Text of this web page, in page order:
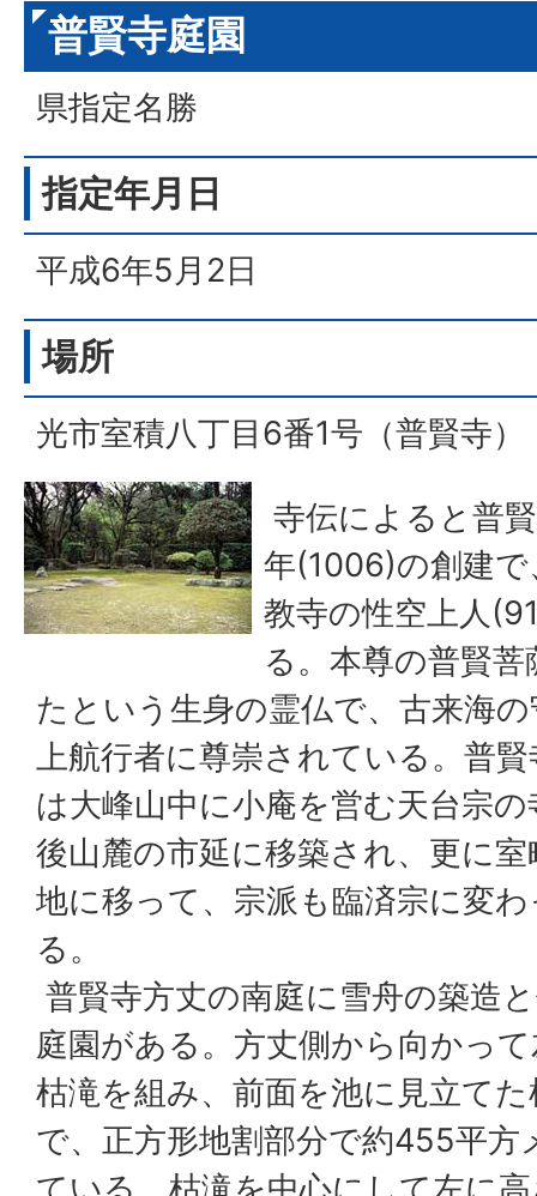
普賢寺庭園
県指定名勝
指定年月日
平成6年5月2日
場所
光市室積八丁目6番1号（普賢寺）
寺伝によると普
年(1006)の創建
教寺の性空上人
る。本尊の普賢
たという生身の霊仏で、古来海
上航行者に尊崇されている。普
は大峰山中に小庵を営む天台宗
後山麓の市延に移築され、更に
地に移って、宗派も臨済宗に変
る。
普賢寺方丈の南庭に雪舟の築造
庭園がある。方丈側から向かっ
枯滝を組み、前面を池に見立て
で、正方形地割部分で約455平方